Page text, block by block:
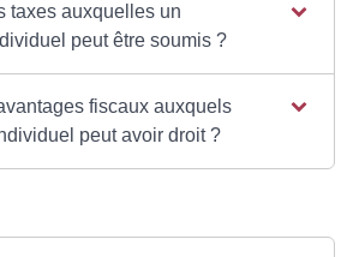
taxes auxquelles un
peut être soumis ?
fiscaux auxquels
peut avoir droit ?